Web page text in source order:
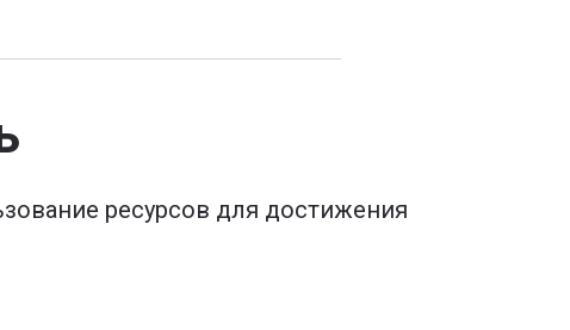
ресурсов для достижения